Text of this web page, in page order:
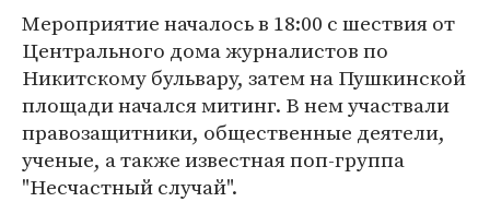
Мероприятие началось в 18:00 с шествия от
Центрального дома журналистов по
Никитскому бульвару, затем на Пушкинской
площади начался митинг. В нем участвали
правозащитники, общественные деятели,
ученые, а также известная поп-группа
"Несчастный случай".